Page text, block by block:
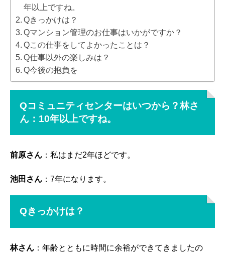
年以上ですね。
Qきっかけは？
Qマンション管理のお仕事はいかがですか？
Qこの仕事をしてよかったことは？
Q仕事以外の楽しみは？
Q今後の抱負を
Qコミュニティセンターはいつから？林さ
ん：10年以上ですね。
前原さん ：私はまだ2年ほどです。
池田さん ：7年になります。
Qきっかけは？
林さん ：年齢とともに時間に余裕ができてきましたの